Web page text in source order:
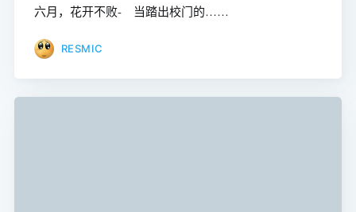
六月，花开不败- 当踏出校门的……
RESMIC